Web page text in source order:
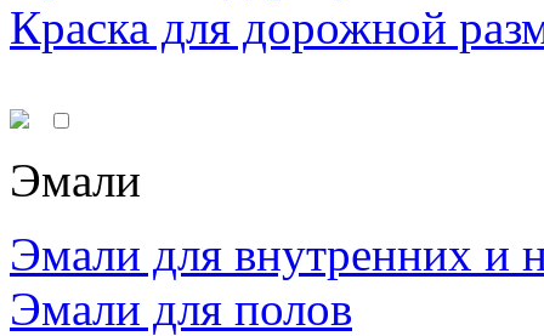
Краска для дорожной
Эмали
Эмали для внутренних и
Эмали для полов